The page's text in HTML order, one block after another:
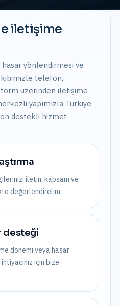
iletişime
yönlendirmesi ve
telefon,
üzerinden iletişime
yapımızla Türkiye
destekli hizmet
iletin; kapsam ve
değerlendirelim.
desteği
dönemi veya hasar
için bize